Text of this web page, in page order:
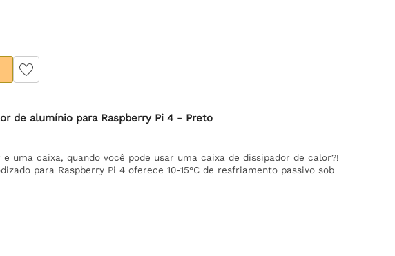
de alumínio para Raspberry Pi 4 - Preto
uma caixa, quando você pode usar uma caixa de dissipador de calor?!
para Raspberry Pi 4 oferece 10-15°C de resfriamento passivo sob